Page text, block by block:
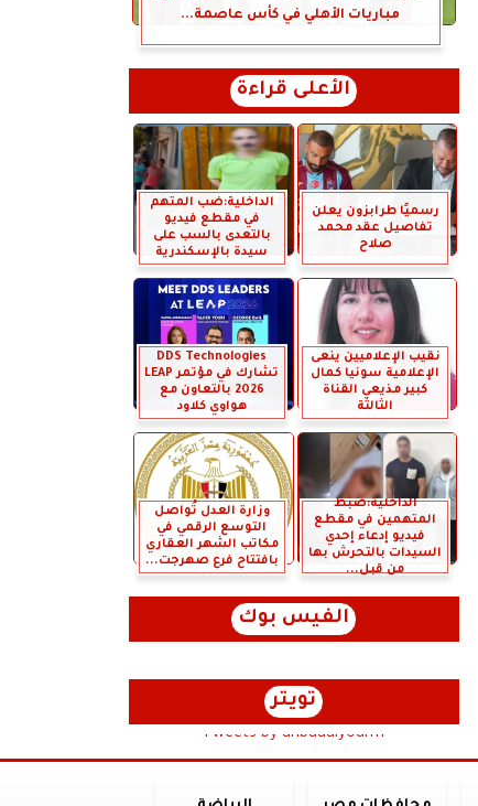
مباريات الأهلي في كأس عاصمة...
الأعلى قراءة
رسميًا طرابزون يعلن
تفاصيل عقد محمد
صلاح
الداخلية:ضب المتهم
في مقطع فيديو
بالتعدى بالسب على
سيدة بالإسكندرية
نقيب الإعلاميين ينعى
الإعلامية سونيا كمال
كبير مذيعي القناة
الثالثة
DDS Technologies
تشارك في مؤتمر LEAP
2026 بالتعاون مع
هواوي كلاود
الداخلية:ضبط
المتهمين في مقطع
فيديو إدعاء إحدي
السيدات بالتحرش بها
من قبل...
وزارة العدل تُواصل
التوسع الرقمي في
مكاتب الشهر العقاري
بافتتاح فرع صهرجت...
الفيس بوك
تويتر
Tweets by anbaaalyoum1